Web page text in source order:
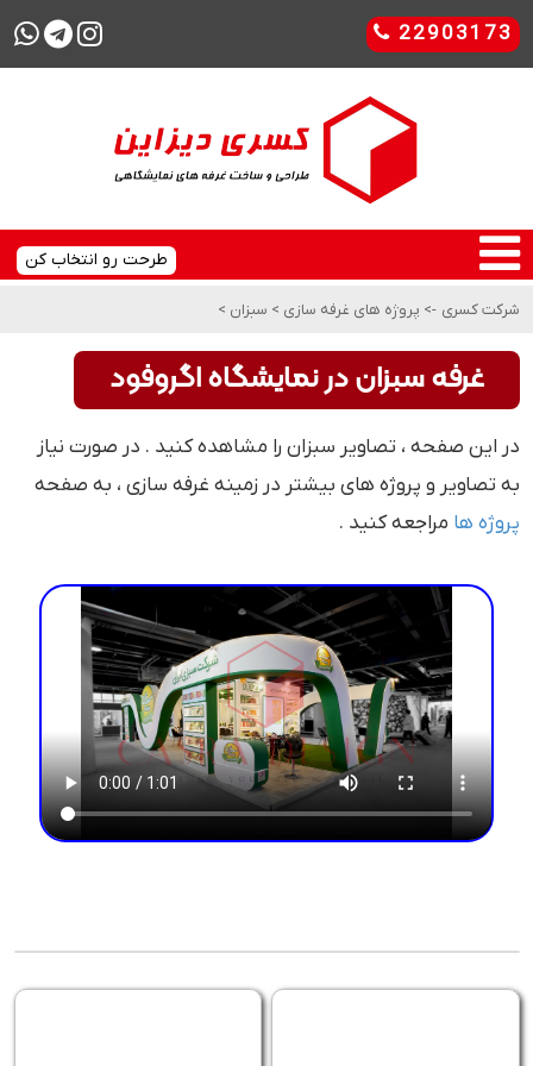
22903173
طرحت رو انتخاب کن
شرکت کسری -> پروژه های غرفه سازی > سبزان >
غرفه سبزان در نمایشگاه اگروفود
در این صفحه ، تصاویر سبزان را مشاهده کنید . در صورت نیاز
به تصاویر و پروژه های بیشتر در زمینه غرفه سازی ، به صفحه
پروژه ها مراجعه کنید .